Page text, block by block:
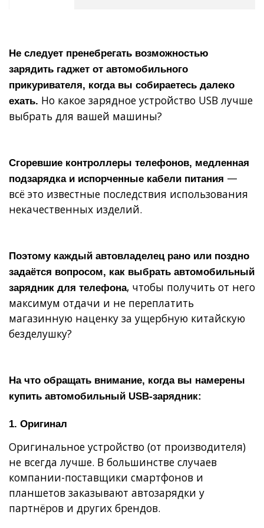
Не следует пренебрегать возможностью
зарядить гаджет от автомобильного
прикуривателя, когда вы собираетесь далеко
ехать. Но какое зарядное устройство USB лучше
выбрать для вашей машины?
Сгоревшие контроллеры телефонов, медленная
подзарядка и испорченные кабели питания —
всё это известные последствия использования
некачественных изделий.
Поэтому каждый автовладелец рано или поздно
задаётся вопросом, как выбрать автомобильный
зарядник для телефона, чтобы получить от него
максимум отдачи и не переплатить
магазинную наценку за ущербную китайскую
безделушку?
На что обращать внимание, когда вы намерены
купить автомобильный USB-зарядник:
1. Оригинал
Оригинальное устройство (от производителя)
не всегда лучше. В большинстве случаев
компании-поставщики смартфонов и
планшетов заказывают автозарядки у
партнёров и других брендов.